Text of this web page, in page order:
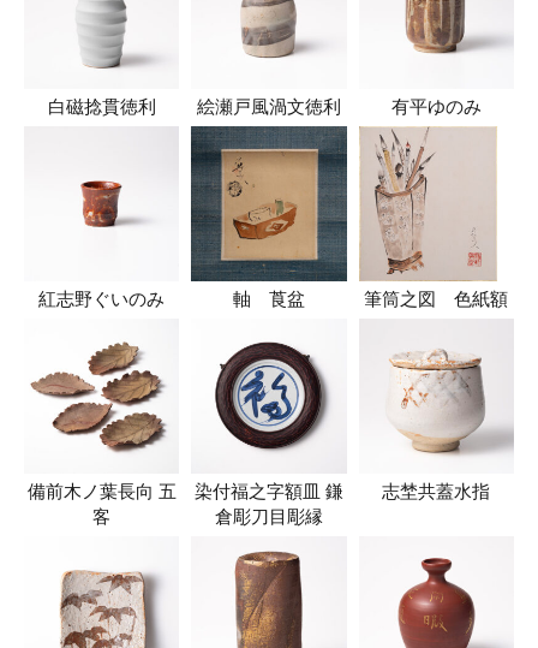
白磁捻貫徳利 絵瀬戸風渦文徳利 有平ゆのみ
紅志野ぐいのみ 軸 莨盆 筆筒之図 色紙額
備前木ノ葉長向 五
客
染付福之字額皿 鎌
倉彫刀目彫縁
志埜共蓋水指